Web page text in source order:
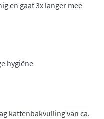
en gaat 3x langer mee
hygiëne
kattenbakvulling van ca.